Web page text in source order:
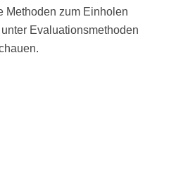
Methoden zum Einholen
Evaluationsmethoden